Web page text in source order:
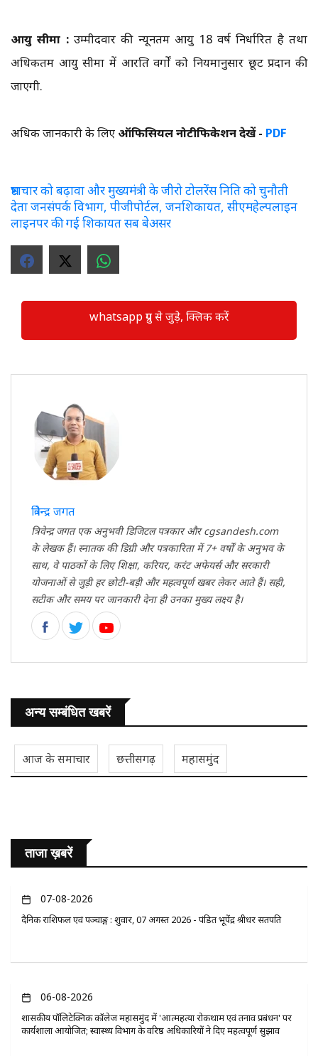
आयु सीमा :उम्मीदवार की न्यूनतम आयु 18 वर्ष निर्धारित है तथा
अधिकतम आयु सीमा में आरक्षित वर्गों को नियमानुसार छूट प्रदान की
जाएगी.
अधिक जानकारी के लिए ऑफिसियल नोटीफिकेशन देखें - PDF
भ्रष्टाचार को बढ़ावा और मुख्यमंत्री के जीरो टोलरेंस निति को चुनौती
देता जनसंपर्क विभाग, पीजीपोर्टल, जनशिकायत, सीएमहेल्पलाइन
लाइनपर की गई शिकायत सब बेअसर
whatsapp ग्रुप से जुड़े, क्लिक करें
त्रिवेन्द्र जगत
त्रिवेन्द्र जगत एक अनुभवी डिजिटल पत्रकार और cgsandesh.com
के लेखक हैं। स्नातक की डिग्री और पत्रकारिता में 7+ वर्षों के अनुभव के
साथ, वे पाठकों के लिए शिक्षा, करियर, करंट अफेयर्स और सरकारी
योजनाओं से जुड़ी हर छोटी-बड़ी और महत्वपूर्ण खबर लेकर आते हैं। सही,
सटीक और समय पर जानकारी देना ही उनका मुख्य लक्ष्य है।
अन्य सम्बंधित खबरें
आज के समाचार छत्तीसगढ़ महासमुंद
ताजा ख़बरें
07-08-2026
दैनिक राशिफल एवं पञ्चाङ्ग : शुक्रवार, 07 अगस्त 2026 - पंडित भूपेंद्र श्रीधर सतपति
06-08-2026
​शासकीय पॉलिटेक्निक कॉलेज महासमुंद में 'आत्महत्या रोकथाम एवं तनाव प्रबंधन' पर
कार्यशाला आयोजित; स्वास्थ्य विभाग के वरिष्ठ अधिकारियों ने दिए महत्वपूर्ण सुझाव